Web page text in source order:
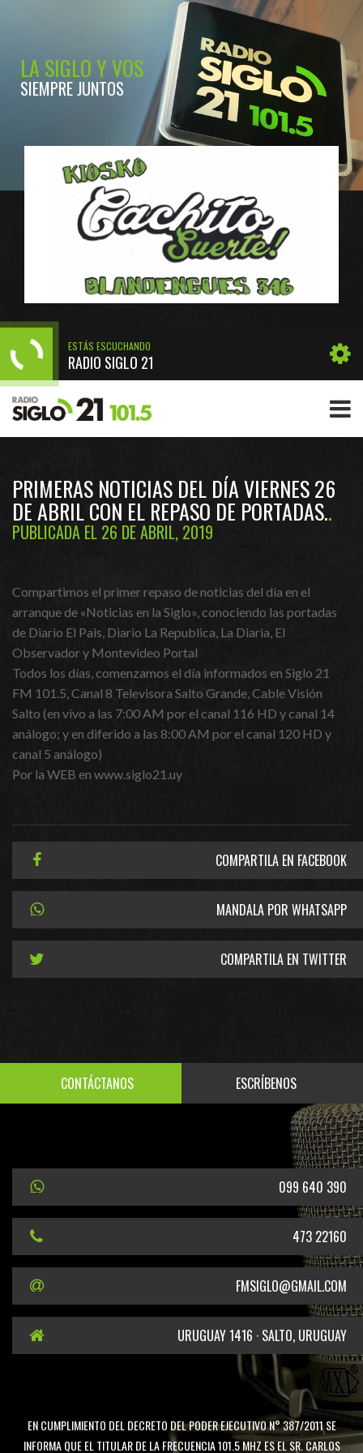
LA SIGLO Y VOS
SIEMPRE JUNTOS
ESTÁS ESCUCHANDO
RADIO SIGLO 21
PRIMERAS NOTICIAS DEL DÍA VIERNES 26
DE ABRIL CON EL REPASO DE PORTADAS.
PUBLICADA EL 26 DE ABRIL, 2019
Compartimos el primer repaso de noticias del día en el
arranque de «Noticias en la Siglo», conociendo las portadas
de Diario El Pais, Diario La Republica, La Diaria, El
Observador y Montevideo Portal
Todos los días, comenzamos el día informados en Siglo 21
FM 101.5, Canal 8 Televisora Salto Grande, Cable Visión
Salto (en vivo a las 7:00 AM por el canal 116 HD y canal 14
análogo; y en diferido a las 8:00 AM por el canal 120 HD y
canal 5 análogo)
Por la WEB en www.siglo21.uy
COMPARTILA EN FACEBOOK
MANDALA POR WHATSAPP
COMPARTILA EN TWITTER
CONTÁCTANOS ESCRÍBENOS
099 640 390
473 22160
FMSIGLO@GMAIL.COM
URUGUAY 1416 · SALTO, URUGUAY
EN CUMPLIMIENTO DEL DECRETO DEL PODER EJECUTIVO N° 387/2011 SE
INFORMA QUE EL TITULAR DE LA FRECUENCIA 101.5 MHZ ES EL SR. CARLOS